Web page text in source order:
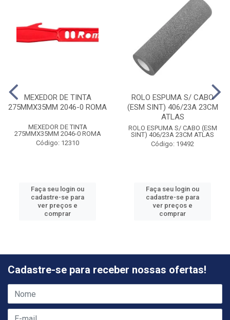
MEXEDOR DE TINTA
275MMX35MM 2046-0 ROMA
MEXEDOR DE TINTA
275MMX35MM 2046-0 ROMA
Código: 12310
Faça seu login ou
cadastre-se para
ver preços e
comprar
ROLO ESPUMA S/ CABO
(ESM SINT) 406/23A 23CM
ATLAS
ROLO ESPUMA S/ CABO (ESM
SINT) 406/23A 23CM ATLAS
Código: 19492
Faça seu login ou
cadastre-se para
ver preços e
comprar
Cadastre-se para receber nossas ofertas!